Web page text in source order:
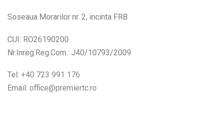
Soseaua Morarilor nr. 2, incinta FRB
CUI: RO26190200
Nr.Inreg.Reg.Com.: J40/10793/2009
Tel: +40 723 991 176
Email: office@premiertc.ro